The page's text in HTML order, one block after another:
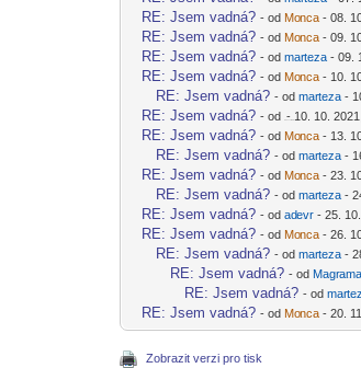
RE: Jsem vadná? - od Monca - 08.
RE: Jsem vadná? - od Monca - 09.
RE: Jsem vadná? - odmarteza - 09.
RE: Jsem vadná? - od Monca - 10.
RE: Jsem vadná? - odmarteza -
RE: Jsem vadná? - od - 10. 10.
RE: Jsem vadná? - od Monca - 13.
RE: Jsem vadná? - odmarteza -
RE: Jsem vadná? - od Monca - 23.
RE: Jsem vadná? - odmarteza -
RE: Jsem vadná? - odadevr - 25.
RE: Jsem vadná? - od Monca - 26.
RE: Jsem vadná? - odmarteza -
RE: Jsem vadná? - od Magr
RE: Jsem vadná? - odmar
RE: Jsem vadná? - od Monca - 20.
Zobrazit verzi pro tisk